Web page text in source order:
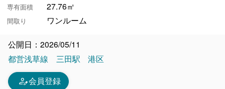
専有面積 27.76㎡
間取り ワンルーム
公開日：2026/05/11
都営浅草線
三田駅 港区
person_edit会員登録